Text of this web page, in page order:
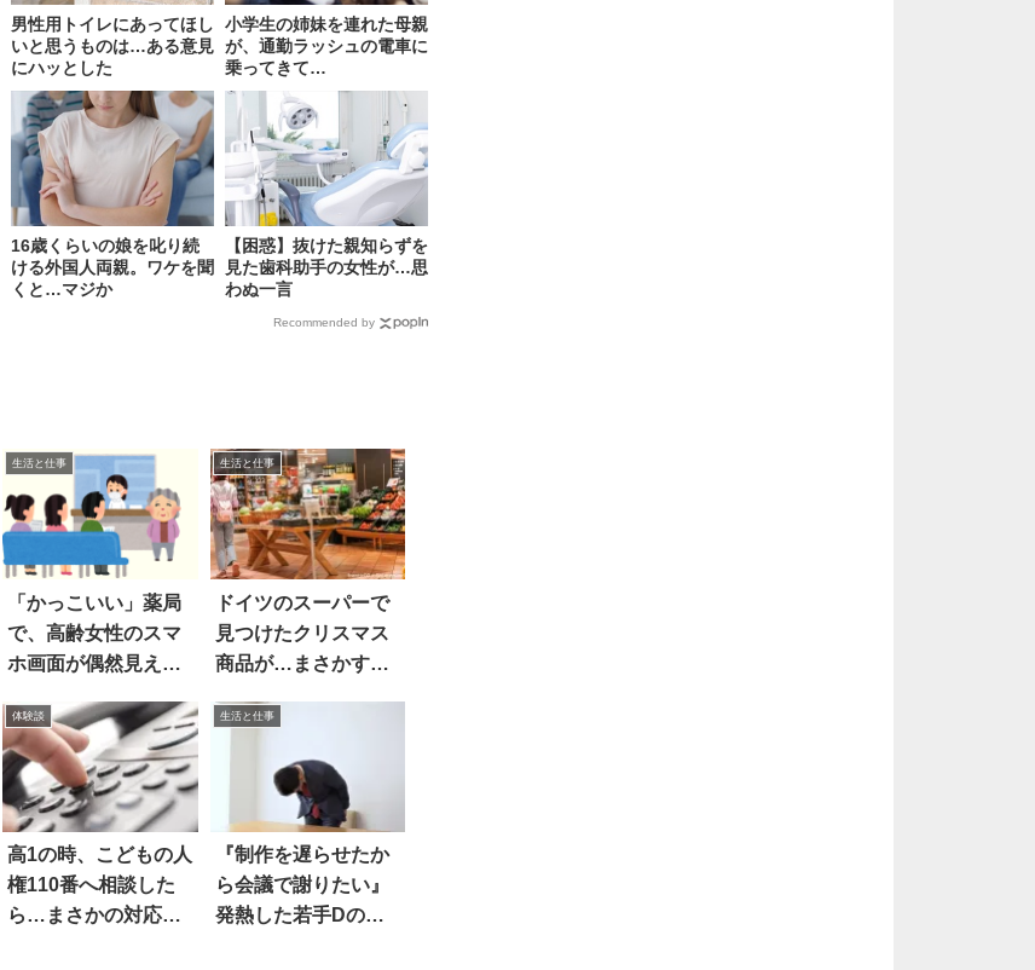
男性用トイレにあってほし
いと思うものは…ある意見
にハッとした
小学生の姉妹を連れた母親
が、通勤ラッシュの電車に
乗ってきて…
16歳くらいの娘を叱り続
ける外国人両親。ワケを聞
くと…マジか
【困惑】抜けた親知らずを
見た歯科助手の女性が…思
わぬ一言
Recommended by
生活と仕事
「かっこいい」薬局
で、高齢女性のスマ
ホ画面が偶然見え
生活と仕事
ドイツのスーパーで
見つけたクリスマス
商品が…まさかすぎ
体験談
高1の時、こどもの人
権110番へ相談した
ら…まさかの対応に
生活と仕事
『制作を遅らせたか
ら会議で謝りたい』
発熱した若手Dの請